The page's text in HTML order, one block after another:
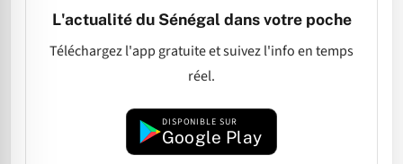
L'actualité du Sénégal dans votre poche
Téléchargez l'app gratuite et suivez l'info en temps
réel.
DISPONIBLE SUR
Google Play